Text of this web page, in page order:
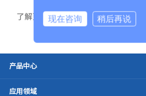
基硅油可溶于大多数溶剂中，与大多数
容性，广泛应用于个人护理用品中，具有
理产品中的基础液体
了解更多
产品中心
应用领域
现在咨询 稍后再说